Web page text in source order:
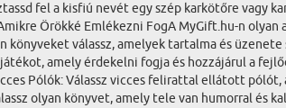
fel a kisfiú nevét egy szép karkötőre vagy
Örökké Emlékezni FogA MyGift.hu-n olyan
válassz, amelyek tartalma és üzenete
amely érdekelni fogja és hozzájárul a
Pólók: Válassz vicces felirattal ellátott pólót,
olyan könyvet, amely tele van humorral és